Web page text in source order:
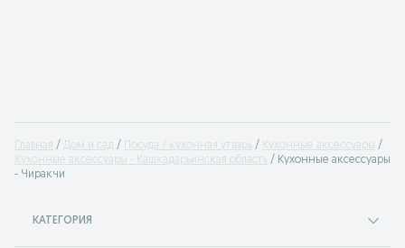
Главная Дом и сад Посуда / кухонная утварь
Кухонные аксессуары
Кухонные аксессуары - Кашкадарьинская область
Кухонные аксессуары
- Чиракчи
КАТЕГОРИЯ